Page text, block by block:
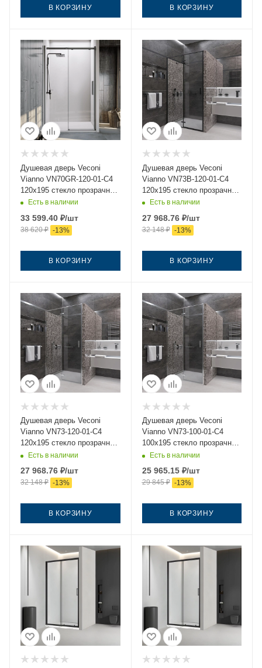
В КОРЗИНУ В КОРЗИНУ
Душевая дверь Veconi
Vianno VN70GR-120-01-C4
120х195 стекло прозрачное
профиль золото
Есть в наличии
33 599.40 ₽/шт
38 620₽ -13%
В КОРЗИНУ
Душевая дверь Veconi
Vianno VN73B-120-01-C4
120х195 стекло прозрачное
профиль черный
Есть в наличии
27 968.76₽/шт
32 148₽ -13%
В КОРЗИНУ
Душевая дверь Veconi
Vianno VN73-120-01-C4
120х195 стекло прозрачное
профиль хром
Есть в наличии
27 968.76 ₽/шт
32 148₽ -13%
В КОРЗИНУ
Душевая дверь Veconi
Vianno VN73-100-01-C4
100х195 стекло прозрачное
профиль хром
Есть в наличии
25 965.15₽/шт
29 845₽ -13%
В КОРЗИНУ